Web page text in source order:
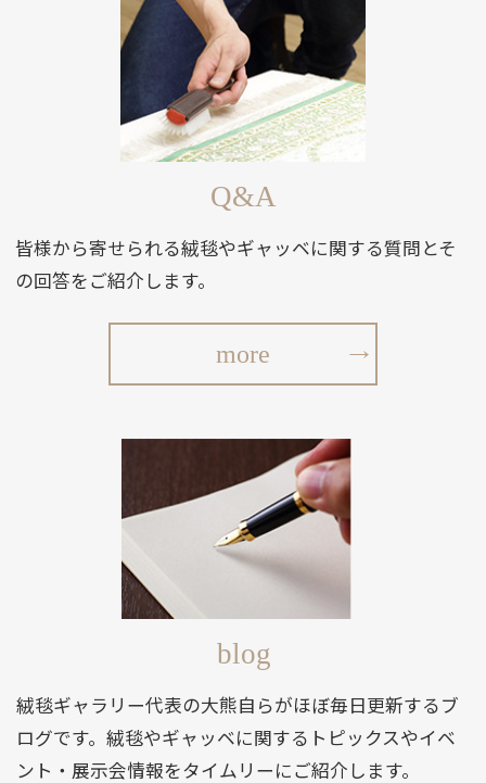
Q&A
皆様から寄せられる絨毯やギャッベに関する質問とそ
の回答をご紹介します。
more
blog
絨毯ギャラリー代表の大熊自らがほぼ毎日更新するブ
ログです。絨毯やギャッベに関するトピックスやイベ
ント・展示会情報をタイムリーにご紹介します。